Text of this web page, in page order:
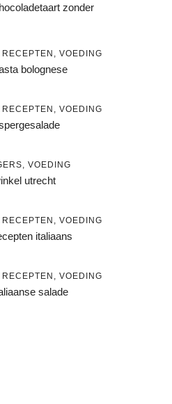
zonder
, VOEDING
bolognese
, VOEDING
, VOEDING
utrecht
, VOEDING
italiaans
, VOEDING
salade